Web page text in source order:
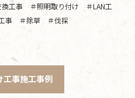
工事 ＃照明取り付け ＃LAN工
事 ＃除草 ＃伐採
工事施工事例